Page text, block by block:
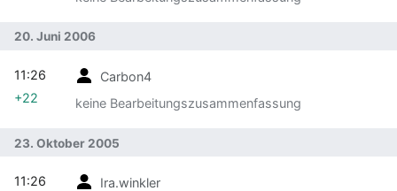
20. Juni 2006
Carbon4
keine Bearbeitungszusammenfassung
11:26
+22
23. Oktober 2005
Ira.winkler
11:26